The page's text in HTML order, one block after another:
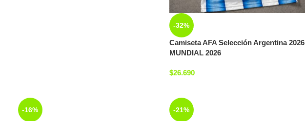
-32%
Camiseta AFA Selección Argentina 2026
MUNDIAL 2026
$26.690
-16% -21%